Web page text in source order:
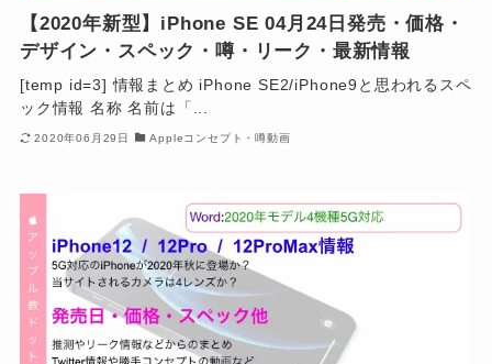
【2020年新型】iPhone SE 04月24日発売・価格・
デザイン・スペック・噂・リーク・最新情報
[temp id=3] 情報まとめ iPhone SE2/iPhone9と思われるスペ
ック情報 名称 名前は「...
2020年06月29日 Appleコンセプト・噂動画